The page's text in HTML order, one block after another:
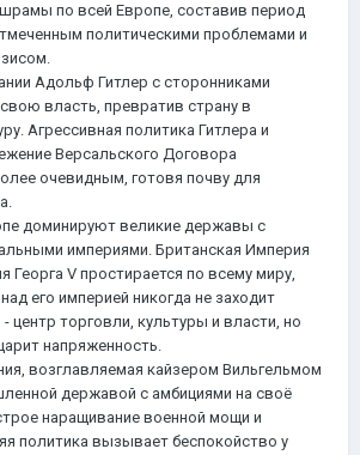
по всей Европе, составив период
политическими проблемами и
Адольф Гитлер с сторонниками
власть, превратив страну в
Агрессивная политика Гитлера и
Версальского Договора
очевидным, готовя почву для
доминируют великие державы с
империями. Британская Империя
Георга V простирается по всему миру,
его империей никогда не заходит
центр торговли, культуры и власти, но
напряженность.
возглавляемая кайзером Вильгельмом
державой с амбициями на своё
наращивание военной мощи и
политика вызывает беспокойство у